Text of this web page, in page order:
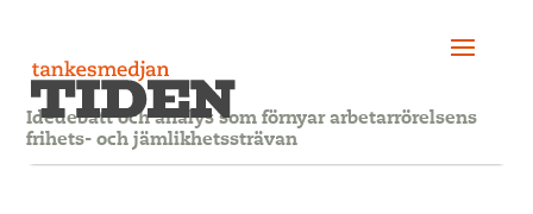
Idédebatt och analys som förnyar arbetarrörelsens
frihets- och jämlikhetssträvan